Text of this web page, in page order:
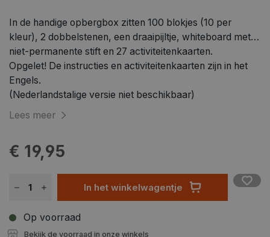
In de handige opbergbox zitten 100 blokjes (10 per
kleur), 2 dobbelstenen, een draaipijltje, whiteboard met
niet-permanente stift en 27 activiteitenkaarten.
Opgelet! De instructies en activiteitenkaarten zijn in het
Engels.
(Nederlandstalige versie niet beschikbaar)
Lees meer
€ 19,95
In het winkelwagentje
Op voorraad
Bekijk de voorraad in onze winkels